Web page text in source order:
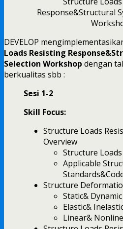
Response&Structural
DEVELOP
Loads Resisting
Selection Workshop dengan
berkualitas sbb :
Sesi 1-2
Skill Focus:
Structure Loads
Overview
Structure Loads
Applicable
Structure
Static& Dynamic
Elastic&
Linear&